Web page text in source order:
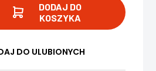
DODAJ DO
KOSZYKA
DO ULUBIONYCH